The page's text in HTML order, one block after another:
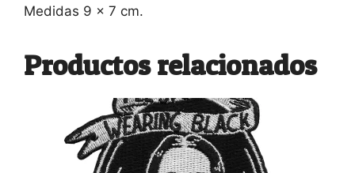
Medidas 9 x 7 cm.
Productos relacionados